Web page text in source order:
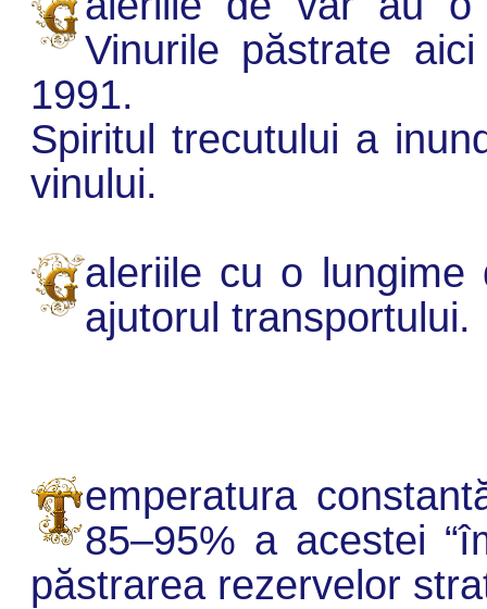
Vinurile păstrate
1991.
Spiritul trecutului a
vinului.
aleriile cu o
ajutorul transportului.
emperatura
85–95% a acestei
păstrarea rezervelor